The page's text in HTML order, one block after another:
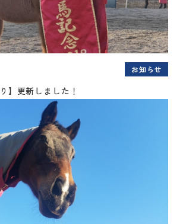
お知らせ
】更新しました！